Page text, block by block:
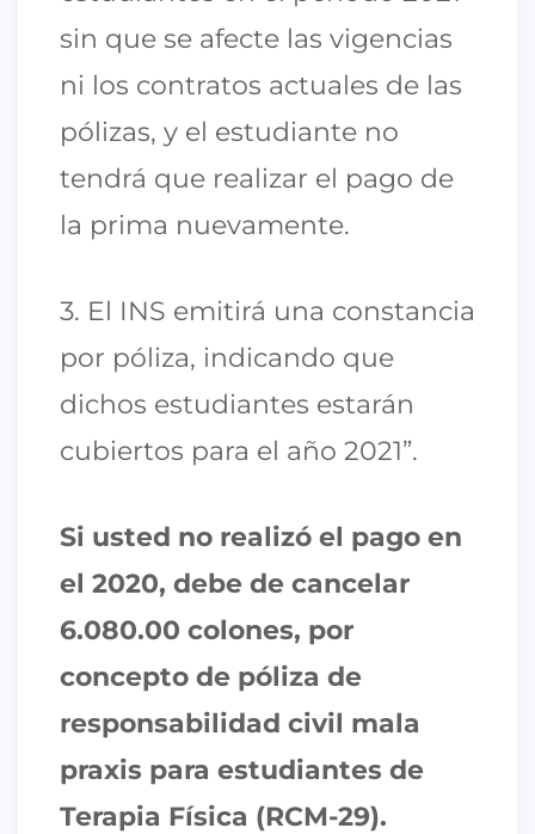
sin que se afecte las vigencias
ni los contratos actuales de las
pólizas, y el estudiante no
tendrá que realizar el pago de
la prima nuevamente.
3. El INS emitirá una constancia
por póliza, indicando que
dichos estudiantes estarán
cubiertos para el año 2021”.
Si usted no realizó el pago en
el 2020, debe de cancelar
6.080.00 colones, por
concepto de póliza de
responsabilidad civil mala
praxis para estudiantes de
Terapia Física (RCM-29).